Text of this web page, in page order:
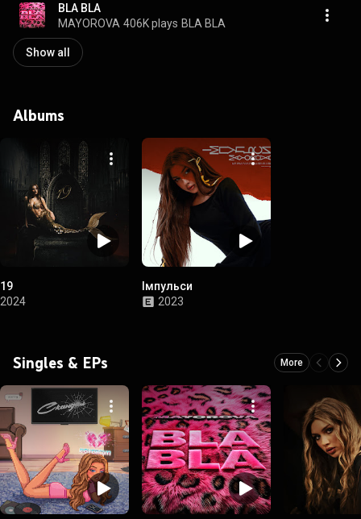
BLA BLA
MAYOROVA 406K plays BLA BLA
Show all
Albums
19
2024
Імпульси
2023
Singles & EPs More